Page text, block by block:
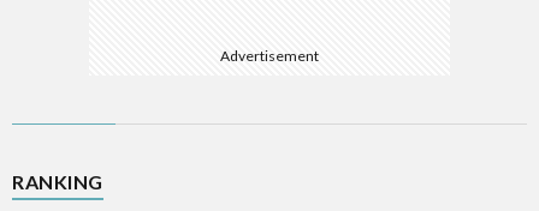
Advertisement
RANKING